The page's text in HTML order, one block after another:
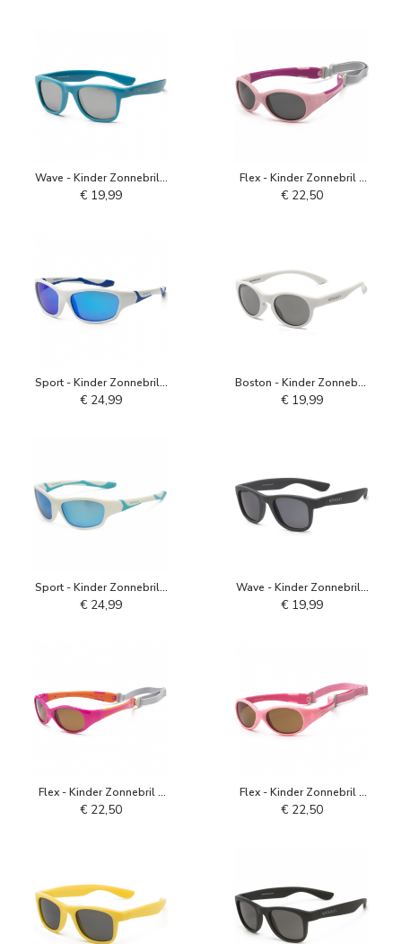
Wave - Kinder Zonnebril -
Cendre Blue
€ 19,99
Flex - Kinder Zonnebril -
Roze Sachet Orchid
€ 22,50
Sport - Kinder Zonnebril -
Wit Kobaltblauw
€ 24,99
Boston - Kinder Zonnebril
- Lichtgrijs
€ 19,99
Sport - Kinder Zonnebril -
Wit IJsblauw
€ 24,99
Wave - Kinder Zonnebril -
Gunmetal
€ 19,99
Flex - Kinder Zonnebril -
Roze Oranje
€ 22,50
Flex - Kinder Zonnebril -
Roze Sorbet
€ 22,50